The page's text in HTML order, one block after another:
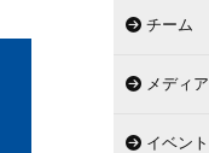
チーム
メディア
イベント